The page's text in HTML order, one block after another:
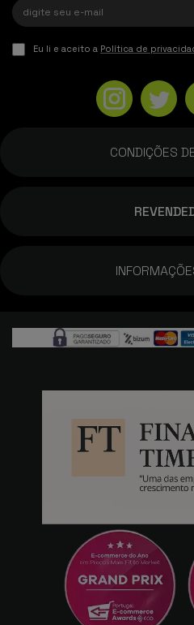
Eu li e aceito a Política de
CONDIÇÕES